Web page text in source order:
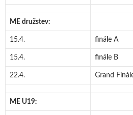
ME družstev:
15.4. finále A
15.4. finále B
22.4. Grand
ME U19: